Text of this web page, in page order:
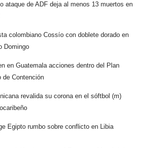
ataque de ADF deja al menos 13 muertos en
colombiano Cossío con doblete dorado en
Domingo
en Guatemala acciones dentro del Plan
de Contención
revalida su corona en el sóftbol (m)
Egipto rumbo sobre conflicto en Libia